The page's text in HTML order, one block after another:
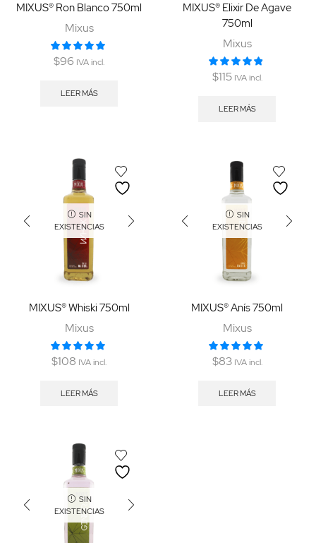
MIXUS® Ron Blanco 750ml
Mixus
$96 IVA incl.
LEER MÁS
MIXUS® Elixir De Agave
750ml
Mixus
$115 IVA incl.
LEER MÁS
SIN
EXISTENCIAS
MIXUS® Whiski 750ml
Mixus
$108 IVA incl.
LEER MÁS
SIN
EXISTENCIAS
MIXUS® Anís 750ml
Mixus
$83 IVA incl.
LEER MÁS
SIN
EXISTENCIAS